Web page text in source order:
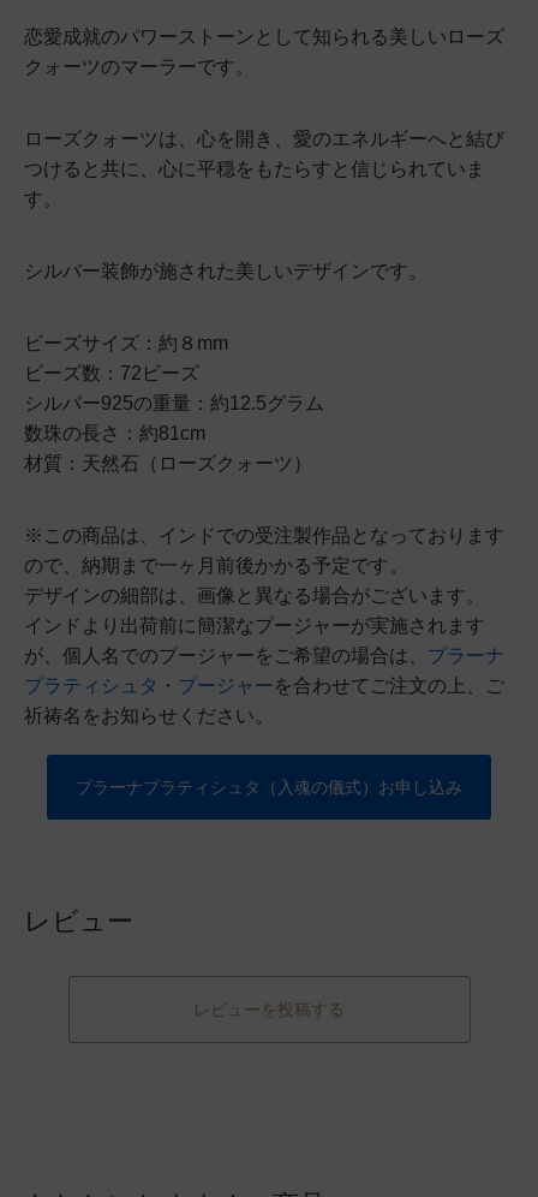
恋愛成就のパワーストーンとして知られる美しいローズ
クォーツのマーラーです。
ローズクォーツは、心を開き、愛のエネルギーへと結び
つけると共に、心に平穏をもたらすと信じられていま
す。
シルバー装飾が施された美しいデザインです。
ビーズサイズ：約８mm
ビーズ数：72ビーズ
シルバー925の重量：約12.5グラム
数珠の長さ：約81cm
材質：天然石（ローズクォーツ）
※この商品は、インドでの受注製作品となっております
ので、納期まで一ヶ月前後かかる予定です。
デザインの細部は、画像と異なる場合がございます。
インドより出荷前に簡潔なプージャーが実施されます
が、個人名でのプージャーをご希望の場合は、 プラーナ
プラティシュタ・プージャーを合わせてご注文の上、ご
祈祷名をお知らせください。
プラーナプラティシュタ（入魂の儀式）お申し込み
レビュー
レビューを投稿する